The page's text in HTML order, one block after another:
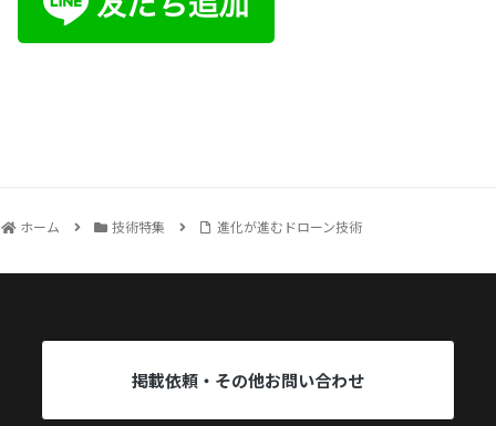
ホーム 技術特集 進化が進むドローン技術
掲載依頼・その他お問い合わせ